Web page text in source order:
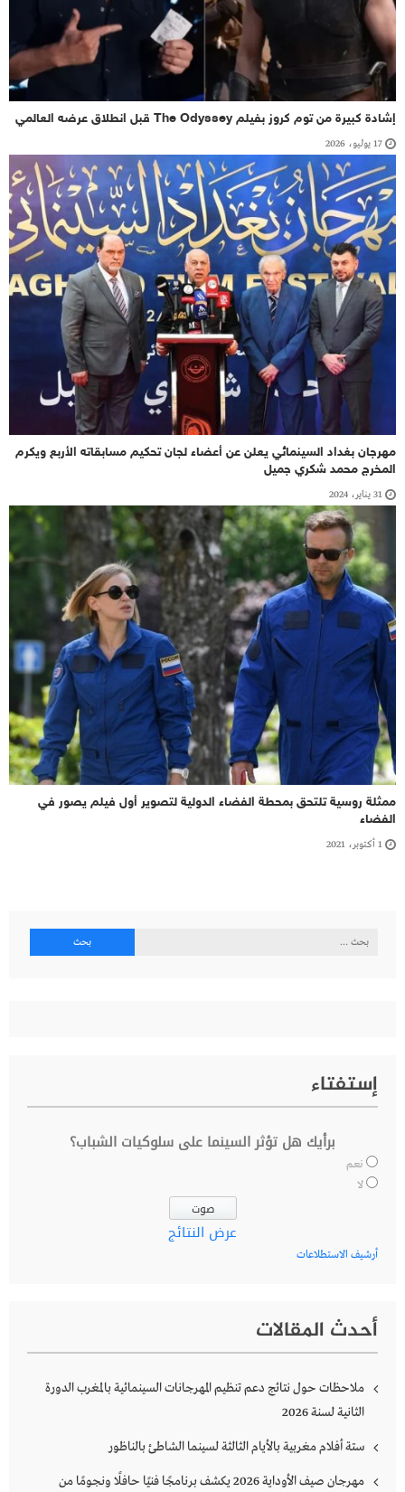
إشادة كبيرة من توم كروز بفيلم The Odyssey قبل انطلاق عرضه العالمي
17 يوليو، 2026
مهرجان بغداد السينمائي يعلن عن أعضاء لجان تحكيم مسابقاته الأربع ويكرم
المخرج محمد شكري جميل
31 يناير، 2024
ممثلة روسية تلتحق بمحطة الفضاء الدولية لتصوير أول فيلم يصور في
الفضاء
1 أكتوبر، 2021
البحث
إستفتاء
برأيك هل تؤثر السينما على سلوكيات الشباب؟
نعم
لا
عرض النتائج
أرشيف الاستطلاعات
أحدث المقالات
ملاحظات حول نتائج دعم تنظيم المهرجانات السينمائية بالمغرب الدورة
الثانية لسنة 2026
ستة أفلام مغربية بالأيام الثالثة لسينما الشاطئ بالناظور
مهرجان صيف الأوداية 2026 يكشف برنامجًا فنيًا حافلًا ونجومًا من